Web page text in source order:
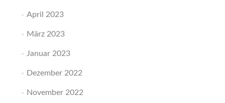
April 2023
März 2023
Januar 2023
Dezember 2022
November 2022